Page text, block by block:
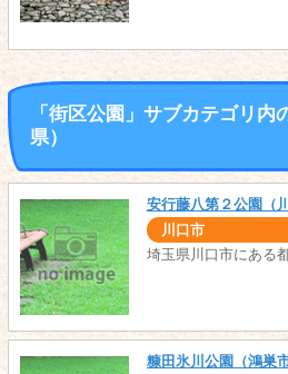
「街区公園」サブカテゴリ内
県）
安行藤八第２公園（
川口市
埼玉県川口市にある
糠田氷川公園（鴻巣市